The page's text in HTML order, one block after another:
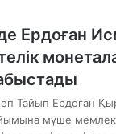
Ердоған
Тайып Ердоған
мүше